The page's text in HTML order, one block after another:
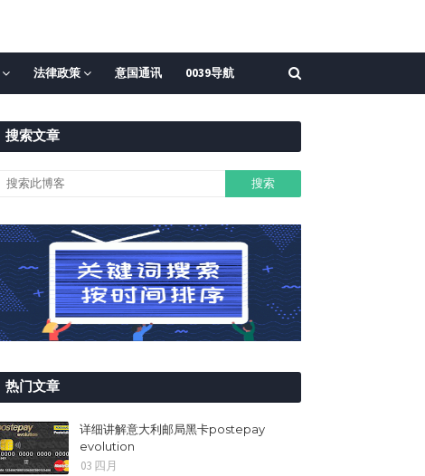
法律政策 意国通讯 0039导航
搜索文章
热门文章
详细讲解意大利邮局黑卡postepay
evolution
03 四月